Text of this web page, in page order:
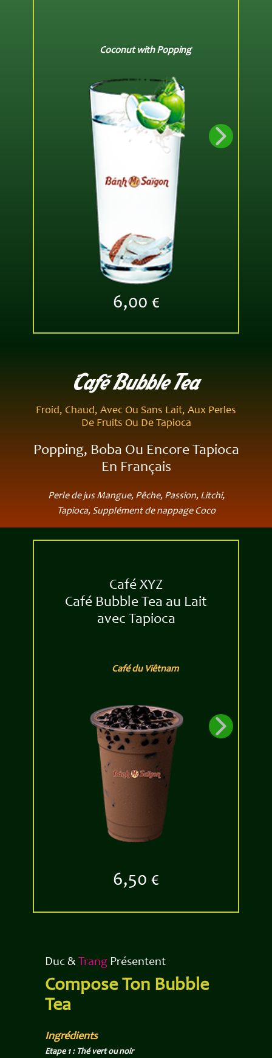
Coconut with Popping
6,00 €
Café Bubble​ Tea
Froid, Chaud, Avec Ou Sans Lait, Aux Perles
De Fruits Ou De Tapioca
Popping, Boba Ou Encore Tapioca
En Français
Perle de jus Mangue, Pêche, Passion, Litchi,
Tapioca, Supplément de nappage Coco
Café XYZ
Café Bubble Tea au Lait
avec Tapioca
Café du Viêtnam
6,50 €
Duc & Trang Présentent
Compose Ton Bubble
Tea
Ingrédients
Etape 1 : Thé vert ou noir